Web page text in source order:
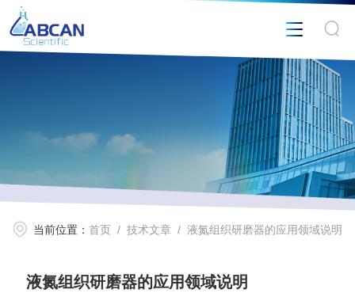
当前位置：首页 /技术文章 / 液氮组织研磨器的应用领域说明
液氮组织研磨器的应用领域说明